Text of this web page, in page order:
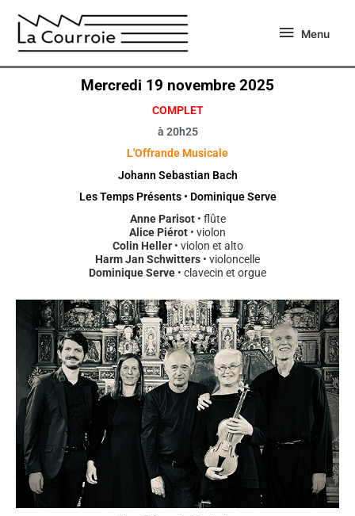
contenu
Menu
Mercredi 19 novembre 2025
COMPLET
à 20h25
L'Offrande Musicale
Johann Sebastian Bach
Les Temps Présents • Dominique Serve
Anne Parisot• flûte
Alice Piérot • violon
Colin Heller• violon et alto
Harm Jan Schwitters • violoncelle
Dominique Serve • clavecin et orgue